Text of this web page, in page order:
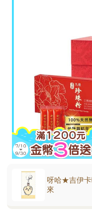
呀哈★吉伊卡
來